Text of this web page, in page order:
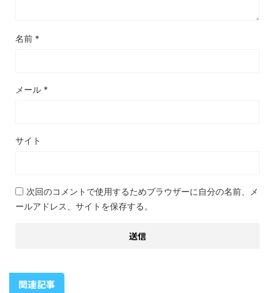
名前 *
メール *
サイト
次回のコメントで使用するためブラウザーに自分の名前、メ
ールアドレス、サイトを保存する。
関連記事